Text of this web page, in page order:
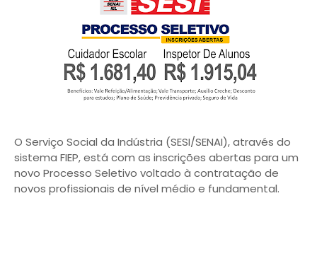
O Serviço Social da Indústria (SESI/SENAI), através do
sistema FIEP, está com as inscrições abertas para um
novo Processo Seletivo voltado à contratação de
novos profissionais de nível médio e fundamental.